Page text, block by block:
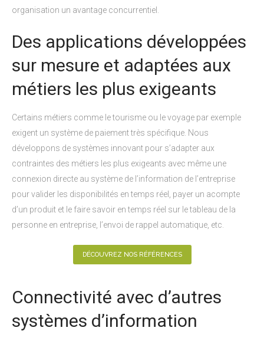
organisation un avantage concurrentiel.
Des applications développées
sur mesure et adaptées aux
métiers les plus exigeants
Certains métiers comme le tourisme ou le voyage par exemple
exigent un système de paiement très spécifique. Nous
développons de systèmes innovant pour s’adapter aux
contraintes des métiers les plus exigeants avec même une
connexion directe au système de l’information de l’entreprise
pour valider les disponibilités en temps réel, payer un acompte
d’un produit et le faire savoir en temps réel sur le tableau de la
personne en entreprise, l’envoi de rappel automatique, etc.
DÉCOUVREZ NOS RÉFÉRENCES
Connectivité avec d’autres
systèmes d’information